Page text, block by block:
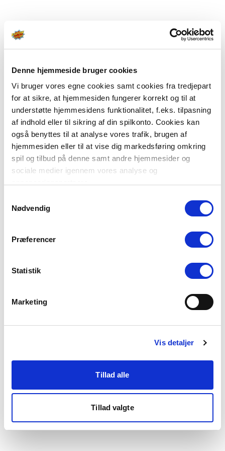
Denne hjemmeside bruger cookies
Vi bruger vores egne cookies samt cookies fra tredjepart
for at sikre, at hjemmesiden fungerer korrekt og til at
understøtte hjemmesidens funktionalitet, f.eks. tilpasning
af indhold eller til sikring af din spilkonto. Cookies kan
også benyttes til at analyse vores trafik, brugen af
hjemmesiden eller til at vise dig markedsføring omkring
spil og tilbud på denne samt andre hjemmesider og
sociale medier igennem vores analyse og
Du kan læse mere om vores brug af cookies under
"Detaljer" eller ved at klikke videre til vores Cookiepolitik,
Nødvendig
Præferencer
Statistik
Marketing
Vis detaljer
Tillad alle
Tillad valgte